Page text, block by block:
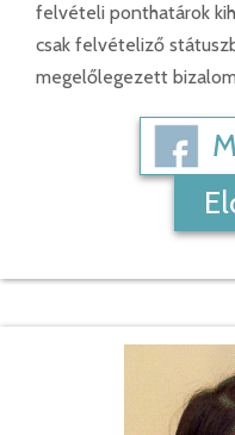
felvételi ponthatárok
csak felvételiző
megelőlegezett